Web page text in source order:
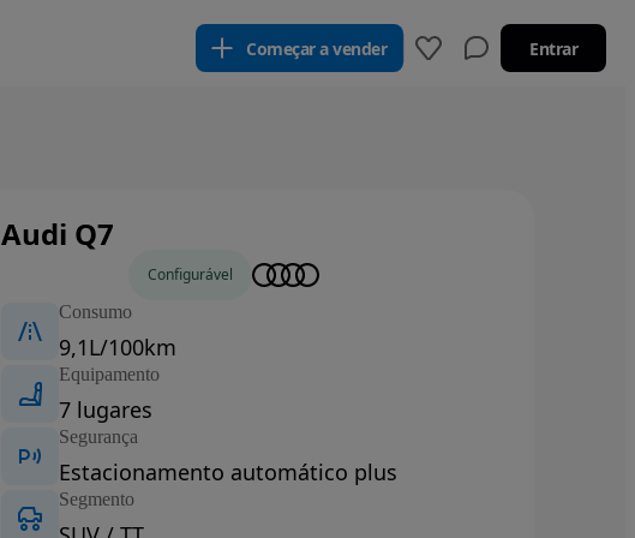
Começar a vender Entrar
Audi Q7
Configurável
Consumo
9,1L/100km
Equipamento
7 lugares
Segurança
Estacionamento automático plus
Segmento